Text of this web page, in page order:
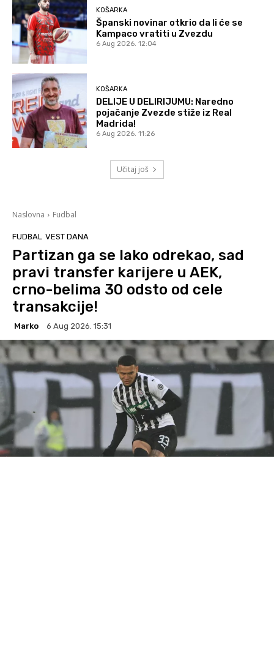
KOŠARKA
Španski novinar otkrio da li će se
Kampaco vratiti u Zvezdu
6 Aug 2026. 12:04
KOŠARKA
DELIJE U DELIRIJUMU: Naredno
pojačanje Zvezde stiže iz Real
Madrida!
6 Aug 2026. 11:26
Učitaj još